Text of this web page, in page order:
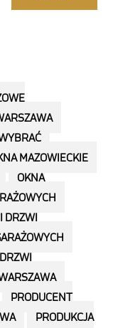
MAZOWIECKIE
OKNA
DRZWI
PRODUCENT
PRODUKCJA